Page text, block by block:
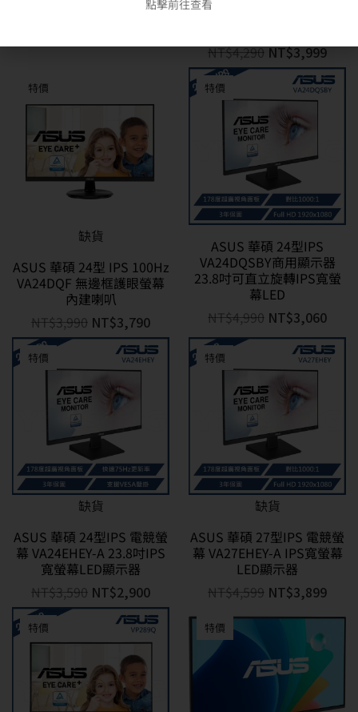
NT$4,290NT$3,999
特價
缺貨
ASUS 華碩 24型 IPS 100Hz
VA24DQF 無邊框護眼螢幕
內建喇叭
NT$3,990 NT$3,790
特價
ASUS 華碩 24型IPS
VA24DQSBY商用顯示器
23.8吋可直立旋轉IPS寬螢
幕LED
NT$4,990 NT$3,060
特價
缺貨
ASUS 華碩 24型IPS 電競螢
幕 VA24EHEY-A 23.8吋IPS
寬螢幕LED顯示器
NT$3,590 NT$2,900
特價
缺貨
ASUS 華碩 27型IPS 電競螢
幕 VA27EHEY-A IPS寬螢幕
LED顯示器
NT$4,599 NT$3,899
特價 特價
點擊前往查看